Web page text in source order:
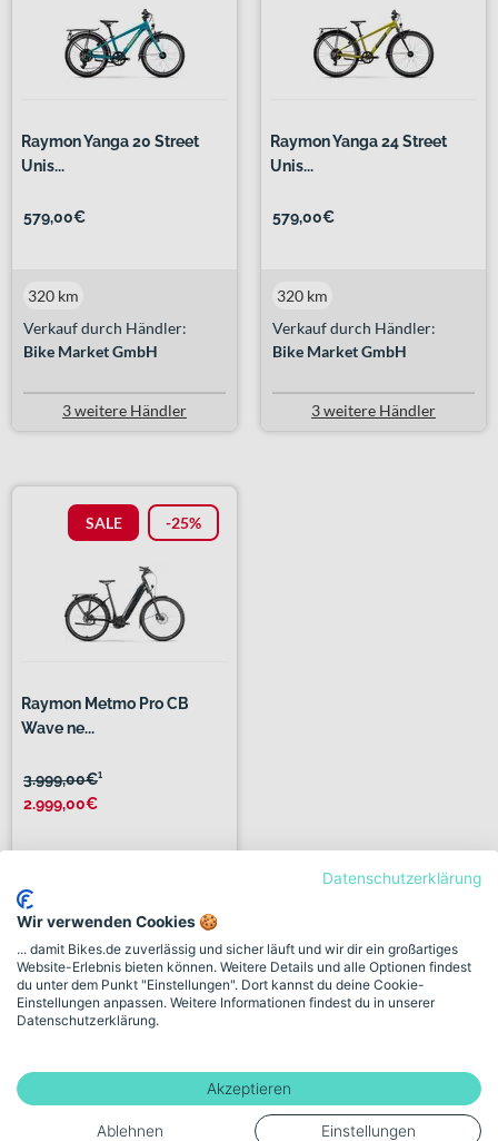
Raymon Yanga 20 Street
Unis...
579,00€
Verkauf durch Händler:
Bike Market GmbH
320 km
3 weitere Händler
Raymon Yanga 24 Street
Unis...
579,00€
Verkauf durch Händler:
Bike Market GmbH
320 km
3 weitere Händler
SALE -25%
Raymon Metmo Pro CB
Wave ne...
3.999,00€¹
2.999,00€
Verkauf durch Händler:
5 weitere Händler
«Previous
1 2 »Next
Datenschutzerklärung
Wir verwenden Cookies 🍪
... damit Bikes.de zuverlässig und sicher läuft und wir dir ein großartiges
Website-Erlebnis bieten können. Weitere Details und alle Optionen findest
du unter dem Punkt "Einstellungen". Dort kannst du deine Cookie-
Einstellungen anpassen. Weitere Informationen findest du in unserer
Datenschutzerklärung.
Akzeptieren
Ablehnen Einstellungen